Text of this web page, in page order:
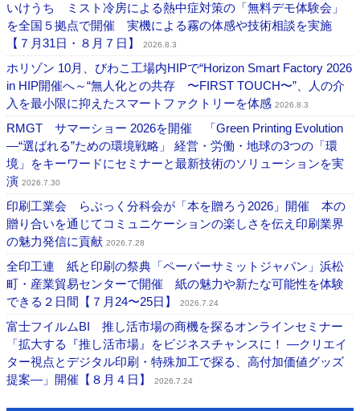
いけうち ミスト冷房による熱中症対策の「無料デモ体験会」
を全国５拠点で開催 実機による霧の体感や技術相談を実施
【７月31日・８月７日】
2026.8.3
ホリゾン 10月、びわこ工場内HIPで“Horizon Smart Factory 2026
in HIP開催へ～“無人化との共存 〜FIRST TOUCH〜”、人の介
入を最小限に抑えたスマートファクトリーを体感 2026.8.3
RMGT サマーショー 2026を開催 「Green Printing Evolution
―“選ばれる”ための環境戦略」 経営・労働・地球の3つの「環
境」をキーワードにセミナーと最新技術のソリューションを実
演 2026.7.30
印刷工業会 らぶっく分科会が「本を贈ろう2026」開催 本の
贈り合いを通じてコミュニケーションの楽しさを伝え印刷業界
の魅力発信に貢献 2026.7.28
全印工連 紙と印刷の祭典「ペーパーサミットジャパン」浜松
町・産業貿易センターで開催 紙の魅力や新たな可能性を体験
できる２日間【７月24〜25日】
2026.7.24
富士フイルムBI 推し活市場の商機を探るオンラインセミナー
「拡大する『推し活市場』をビジネスチャンスに！ ―クリエイ
ター視点とデジタル印刷・特殊加工で探る、高付加価値グッズ
提案―」開催【８月４日】
2026.7.24